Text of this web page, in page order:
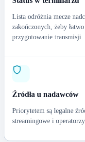
Lista odróżnia mecze
zakończonych, żeby
przygotowanie transmisji.
Źródła u nadawców
Priorytetem są legalne
streamingowe i